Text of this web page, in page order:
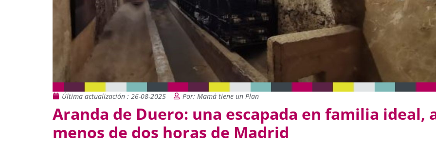
Última actualización : 26-08-2025 Por: Mamá tiene un Plan
Aranda de Duero: una escapada en familia ideal,
menos de dos horas de Madrid